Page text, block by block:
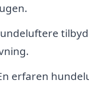
erfaren